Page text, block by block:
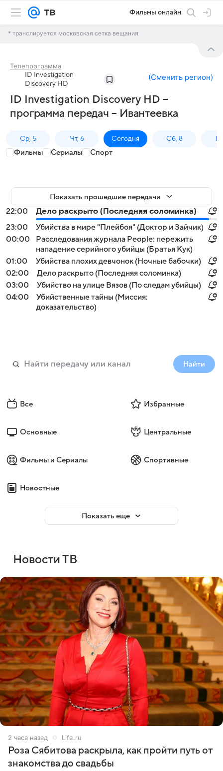
Фильмы онлайн
* транслируется московская сетка вещания
Телепрограмма
ID Investigation
Discovery HD
(Сменить регион)
ID Investigation Discovery HD –
программа передач – Ивантеевка
Ср, 5 Чт, 6 Сегодня Сб, 8
Фильмы Сериалы Спорт
Показать прошедшие передачи
22:00
Дело раскрыто (Последняя соломинка)
23:00
Убийства в мире "Плейбоя" (Доктор и Зайчик)
00:00
Расследования журнала People: пережить
нападение серийного убийцы (Братья Кук)
01:00
Убийства плохих девчонок (Ночные бабочки)
02:00
Дело раскрыто (Последняя соломинка)
03:00
Убийство на улице Вязов (По следам убийцы)
04:00
Убийственные тайны (Миссия:
доказательство)
Найти
Все Избранные
Основные Центральные
Фильмы и Сериалы Спортивные
Новостные
Показать еще
Новости ТВ
2 часа назад Life.ru
Роза Сябитова раскрыла, как пройти путь от
знакомства до свадьбы